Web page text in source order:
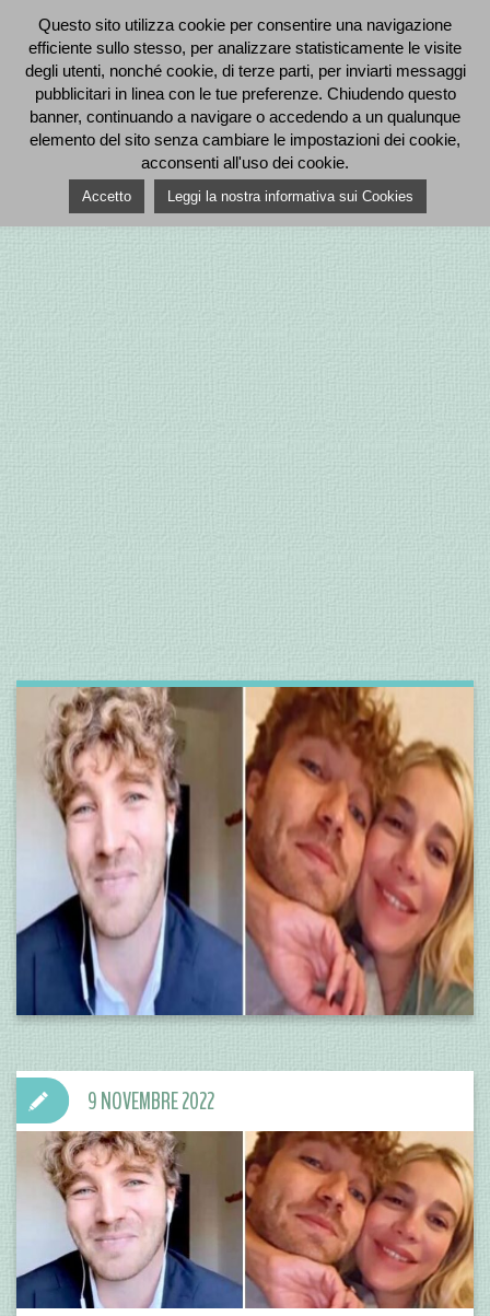
9 NOVEMBRE 2022
Questo sito utilizza cookie per consentire una navigazione
efficiente sullo stesso, per analizzare statisticamente le visite
degli utenti, nonché cookie, di terze parti, per inviarti messaggi
pubblicitari in linea con le tue preferenze. Chiudendo questo
banner, continuando a navigare o accedendo a un qualunque
elemento del sito senza cambiare le impostazioni dei cookie,
acconsenti all'uso dei cookie.
Accetto Leggi la nostra informativa sui Cookies